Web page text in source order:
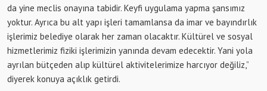
da yine meclis onayına tabidir. Keyfi uygulama yapma şansımız
yoktur. Ayrıca bu alt yapı işleri tamamlansa da imar ve bayındırlık
işlerimiz belediye olarak her zaman olacaktır. Kültürel ve sosyal
hizmetlerimiz fiziki işlerimizin yanında devam edecektir. Yani yola
ayrılan bütçeden alıp kültürel aktivitelerimize harcıyor değiliz,”
diyerek konuya açıklık getirdi.